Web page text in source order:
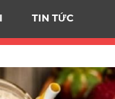
TIN TỨC